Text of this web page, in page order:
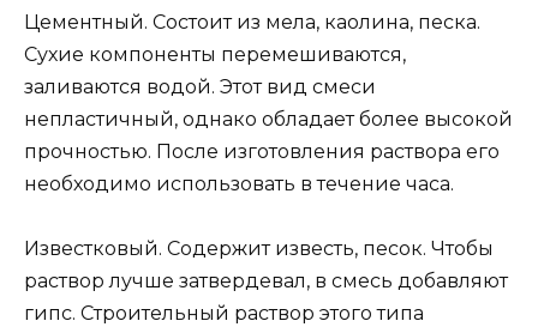
Цементный. Состоит из мела, каолина, песка.
Сухие компоненты перемешиваются,
заливаются водой. Этот вид смеси
непластичный, однако обладает более высокой
прочностью. После изготовления раствора его
необходимо использовать в течение часа.
Известковый. Содержит известь, песок. Чтобы
раствор лучше затвердевал, в смесь добавляют
гипс. Строительный раствор этого типа